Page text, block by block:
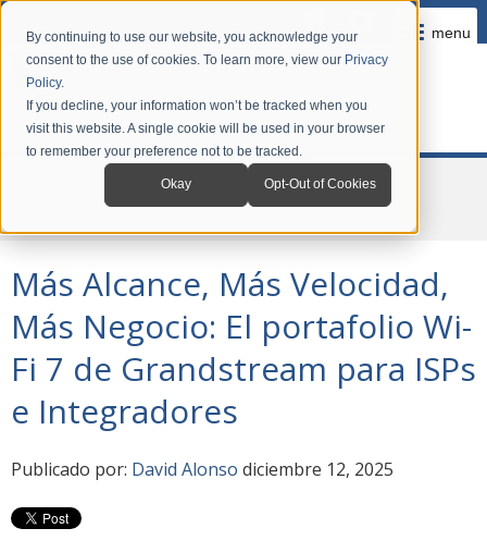
By continuing to use our website, you acknowledge your
consent to the use of cookies. To learn more, view our Privacy
Policy.
If you decline, your information won’t be tracked when you
visit this website. A single cookie will be used in your browser
to remember your preference not to be tracked.
Okay Opt-Out of Cookies
menu
News
Más Alcance, Más Velocidad, Más Negocio: El portafolio Wi-Fi 7 de
Más Alcance, Más Velocidad,
Más Negocio: El portafolio Wi-
Fi 7 de Grandstream para ISPs
e Integradores
Publicado por: David Alonso diciembre 12, 2025